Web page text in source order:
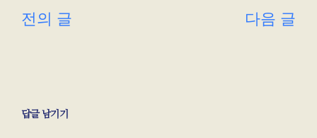
전의 글 다음 글
답글 남기기